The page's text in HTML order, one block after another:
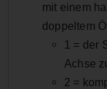
mit einem
doppeltem
1 = der
Achse
2 =